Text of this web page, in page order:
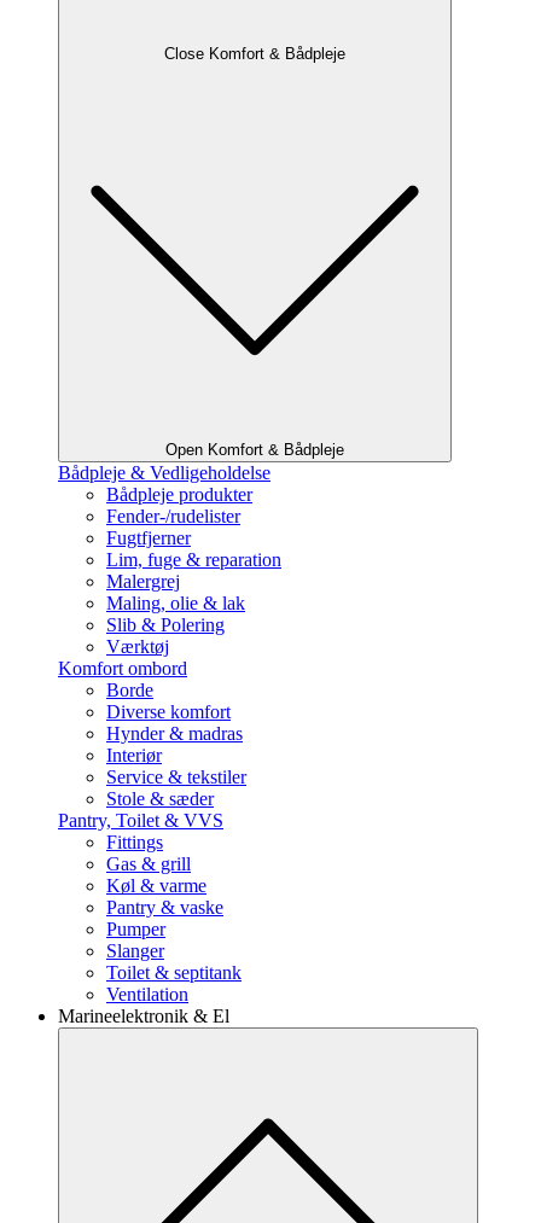
Close Komfort & Bådpleje
Open Komfort & Bådpleje
Bådpleje & Vedligeholdelse
Bådpleje produkter
Fender-/rudelister
Fugtfjerner
Lim, fuge & reparation
Malergrej
Maling, olie & lak
Slib & Polering
Værktøj
Komfort ombord
Borde
Diverse komfort
Hynder & madras
Interiør
Service & tekstiler
Stole & sæder
Pantry, Toilet & VVS
Fittings
Gas & grill
Køl & varme
Pantry & vaske
Pumper
Slanger
Toilet & septitank
Ventilation
Marineelektronik & El